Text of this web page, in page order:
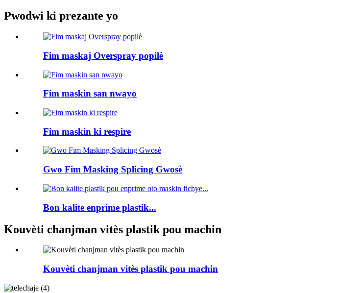
Pwodwi ki prezante yo
Fim maskaj Overspray popilè
Fim maskin san nwayo
Fim maskin ki respire
Gwo Fim Masking Splicing Gwosè
Bon kalite enprime plastik...
Kouvèti chanjman vitès plastik pou machin
Kouvèti chanjman vitès plastik pou machin